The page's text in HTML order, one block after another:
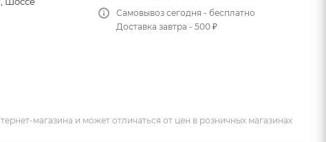
Самовывоз сегодня - бесплатно
Доставка завтра - 500 ₽
магазина и может отличаться от цен в розничных магазинах